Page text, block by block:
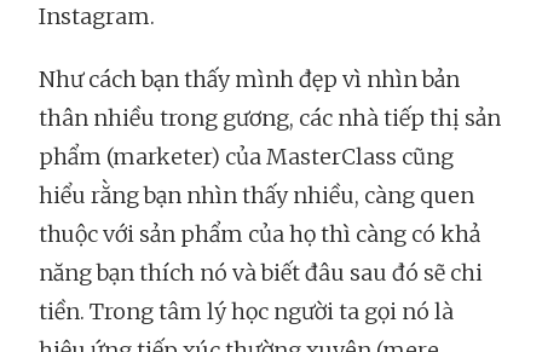
Instagram.
Như cách bạn thấy mình đẹp vì nhìn bản
thân nhiều trong gương, các nhà tiếp thị sản
phẩm (marketer) của MasterClass cũng
hiểu rằng bạn nhìn thấy nhiều, càng quen
thuộc với sản phẩm của họ thì càng có khả
năng bạn thích nó và biết đâu sau đó sẽ chi
tiền. Trong tâm lý học người ta gọi nó là